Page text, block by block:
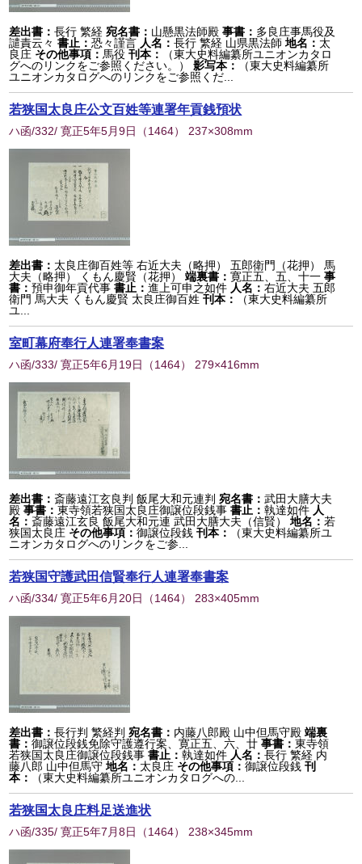
差出書：長行 繁経 宛名書： 山懸黒法師殿 事書： 多良庄事馬役及
譴責云々 書止：恐々謹言 人名：長行 繁経 山県黒法師 地名： 太
良庄 その他事項： 馬役 刊本：
（東大史料編纂所ユニオンカタロ
グへのリンクをご参照ください。）
影写本：
（東大史料編纂所
ユニオンカタログへのリンクをご参照くだ...
若狭国太良庄公文百姓等連署年貢銭預状
ハ函/332/ 寛正5年5月9日 （1464） 237×308mm
差出書： 太良庄御百姓等 右近大夫（略押） 五郎衛門（花押） 馬
大夫（略押） くもん慶賢（花押）
端裏書：寛正五、五、十一 事
書：預申御年貢代事 書止：進上可申之如件 人名：右近大夫 五郎
衛門 馬大夫 くもん慶賢 太良庄御百姓 刊本：
（東大史料編纂所
ユ...
室町幕府奉行人連署奉書案
ハ函/333/ 寛正5年6月19日 （1464） 279×416mm
差出書：斎藤遠江玄良判 飯尾大和元連判 宛名書：武田大膳大夫
殿 事書：東寺領若狭国太良庄御譲位段銭事 書止：執達如件 人
名：斎藤遠江玄良 飯尾大和元連 武田大膳大夫（信賢） 地名：若
狭国太良庄 その他事項：御譲位段銭 刊本：
（東大史料編纂所ユ
ニオンカタログへのリンクをご参...
若狭国守護武田信賢奉行人連署奉書案
ハ函/334/ 寛正5年6月20日 （1464） 283×405mm
差出書：長行判 繁経判 宛名書： 内藤八郎殿 山中但馬守殿 端裏
書：御譲位段銭免除守護遵行案、寛正五、六、廿 事書：東寺領
若狭国太良庄御譲位段銭事 書止：執達如件 人名：長行 繁経 内
藤八郎 山中但馬守 地名： 太良庄 その他事項：御譲位段銭 刊
本：
（東大史料編纂所ユニオンカタログへの...
若狭国太良庄料足送進状
ハ函/335/ 寛正5年7月8日 （1464） 238×345mm